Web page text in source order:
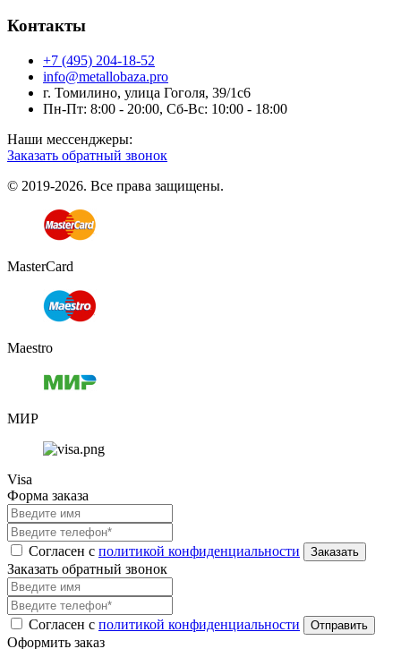
Контакты
+7 (495) 204-18-52
info@metallobaza.pro
г. Томилино, улица Гоголя, 39/1с6
Пн-Пт: 8:00 - 20:00, Сб-Вс: 10:00 - 18:00
Наши мессенджеры:
Заказать обратный звонок
© 2019-2026. Все права защищены.
MasterCard
Maestro
МИР
Visa
Форма заказа
Согласен с политикой конфиденциальности
Заказать обратный звонок
Согласен с политикой конфиденциальности
Оформить заказ